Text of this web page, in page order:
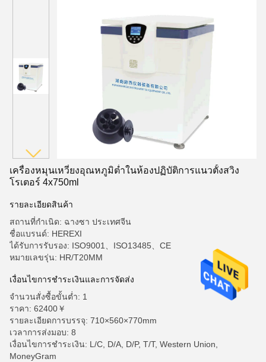
เครื่องหมุนเหวี่ยงอุณหภูมิต่ำในห้องปฏิบัติการแนวตั้งสวิง
โรเตอร์ 4x750ml
รายละเอียดสินค้า
สถานที่กำเนิด: ฉางซา ประเทศจีน
ชื่อแบรนด์: HEREXI
ได้รับการรับรอง: ISO9001、ISO13485、CE
หมายเลขรุ่น: HR/T20MM
เงื่อนไขการชำระเงินและการจัดส่ง
จำนวนสั่งซื้อขั้นต่ำ: 1
ราคา: 62400￥
รายละเอียดการบรรจุ: 710×560×770mm
เวลาการส่งมอบ: 8
เงื่อนไขการชำระเงิน: L/C, D/A, D/P, T/T, Western Union,
MoneyGram